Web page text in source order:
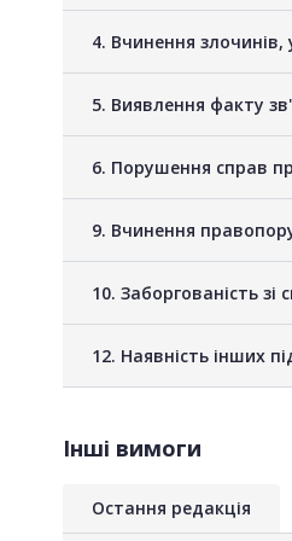
4. Вчинення
5. Виявлення факту
6. Порушення справ
9. Вчинення
10. Заборгованість
12. Наявність інших
Інші вимоги
Остання редакція